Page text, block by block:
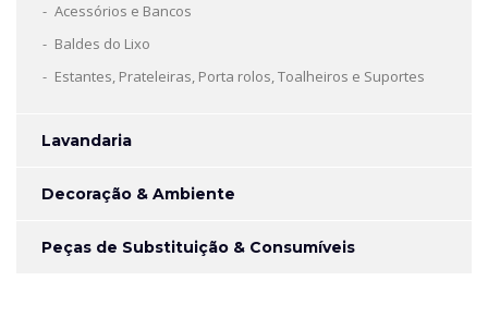
Acessórios e Bancos
Baldes do Lixo
Estantes, Prateleiras, Porta rolos, Toalheiros e Suportes
Lavandaria
Decoração & Ambiente
Peças de Substituição & Consumíveis